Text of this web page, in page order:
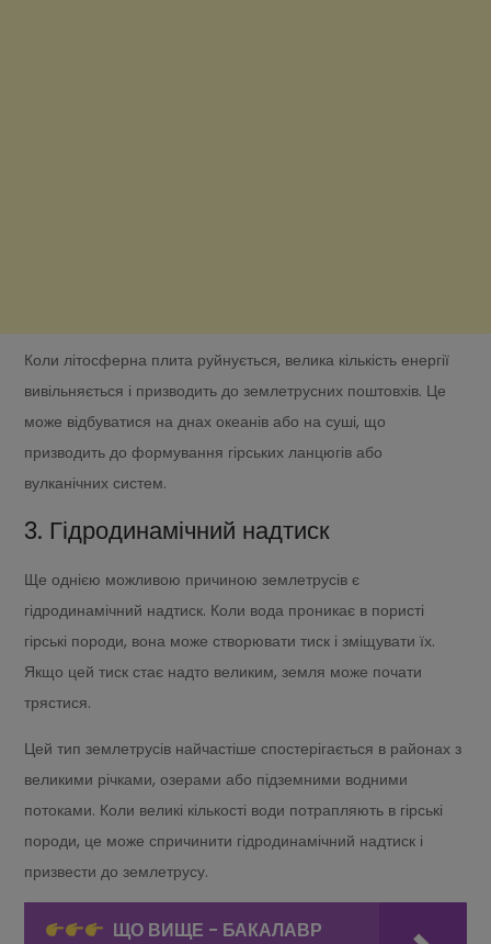
Коли літосферна плита руйнується, велика кількість енергії
вивільняється і призводить до землетрусних поштовхів. Це
може відбуватися на днах океанів або на суші, що
призводить до формування гірських ланцюгів або
вулканічних систем.
3. Гідродинамічний надтиск
Ще однією можливою причиною землетрусів є
гідродинамічний надтиск. Коли вода проникає в пористі
гірські породи, вона може створювати тиск і зміщувати їх.
Якщо цей тиск стає надто великим, земля може почати
трястися.
Цей тип землетрусів найчастіше спостерігається в районах з
великими річками, озерами або підземними водними
потоками. Коли великі кількості води потрапляють в гірські
породи, це може спричинити гідродинамічний надтиск і
призвести до землетрусу.
ЩО ВИЩЕ - БАКАЛАВР